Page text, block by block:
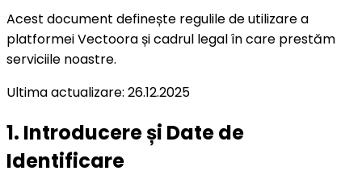
Acest document definește regulile de utilizare a
platformei Vectoora și cadrul legal în care prestăm
serviciile noastre.
Ultima actualizare: 26.12.2025
1. Introducere și Date de
Identificare